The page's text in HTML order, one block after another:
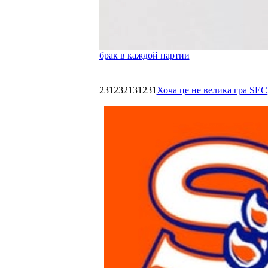
брак в каждой партии
231232131231 Хоча це не велика гра